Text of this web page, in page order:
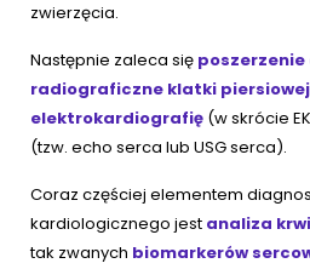
zwierzęcia.
Następnie zaleca się
radiograficzne klatki piersiowej
elektrokardiografię (w skrócie
(tzw. echo serca lub USG serca).
Coraz częściej elementem
kardiologicznego jest analiza krwi
tak zwanych biomarkerów